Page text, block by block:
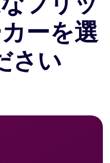
ーを選
さい